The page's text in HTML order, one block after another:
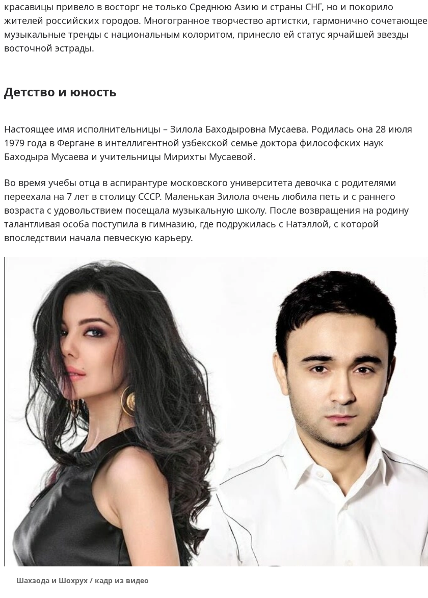
красавицы привело в восторг не только Среднюю Азию и страны СНГ, но и покорило
жителей российских городов. Многогранное творчество артистки, гармонично сочетающее
музыкальные тренды с национальным колоритом, принесло ей статус ярчайшей звезды
восточной эстрады.
Детство и юность
Настоящее имя исполнительницы – Зилола Баходыровна Мусаева. Родилась она 28 июля
1979 года в Фергане в интеллигентной узбекской семье доктора философских наук
Баходыра Мусаева и учительницы Мирихты Мусаевой.
Во время учебы отца в аспирантуре московского университета девочка с родителями
переехала на 7 лет в столицу СССР. Маленькая Зилола очень любила петь и с раннего
возраста с удовольствием посещала музыкальную школу. После возвращения на родину
талантливая особа поступила в гимназию, где подружилась с Натэллой, с которой
впоследствии начала певческую карьеру.
Шахзода и Шохрух / кадр из видео